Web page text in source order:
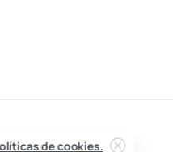
de cookies.